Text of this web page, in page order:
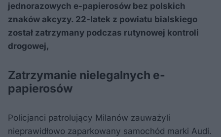
jednorazowych e-papierosów bez polskich
znaków akcyzy. 22-latek z powiatu bialskiego
został zatrzymany podczas rutynowej kontroli
drogowej,
Zatrzymanie nielegalnych e-
papierosów
Policjanci patrolujący Milanów zauważyli
nieprawidłowo zaparkowany samochód marki Audi.